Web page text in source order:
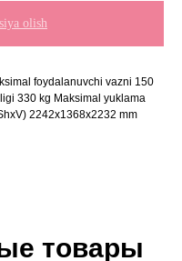
olish
foydalanuvchi vazni 150
330 kg Maksimal yuklama
2242x1368x2232 mm
товары